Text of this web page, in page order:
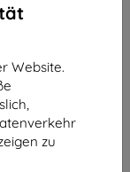
Website.
zu